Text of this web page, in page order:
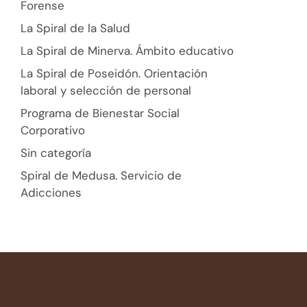
Forense
La Spiral de la Salud
La Spiral de Minerva. Ámbito educativo
La Spiral de Poseidón. Orientación
laboral y selección de personal
Programa de Bienestar Social
Corporativo
Sin categoría
Spiral de Medusa. Servicio de
Adicciones